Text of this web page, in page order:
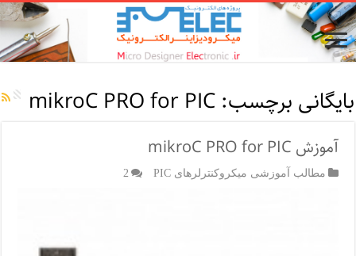
بایگانی برچسب:mikroC PRO for PIC
آموزش mikroC PRO for PIC
مطالب آموزشی میکروکنترلرهای PIC 2